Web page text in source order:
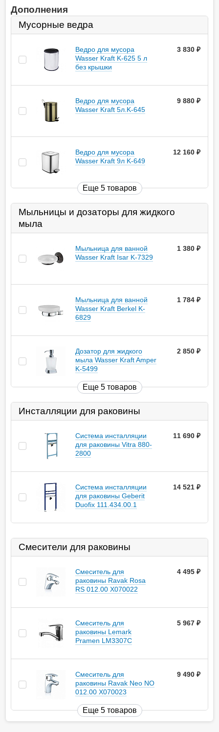
Дополнения
Мусорные ведра
Ведро для мусора
Wasser Kraft K-625 5 л
без крышки
3 830
Ведро для мусора
Wasser Kraft 5л.K-645
9 880
Ведро для мусора
Wasser Kraft 9л K-649
12 160
Еще 5 товаров
Мыльницы и дозаторы для жидкого
мыла
Мыльница для ванной
Wasser Kraft Isar K-7329
1 380
Мыльница для ванной
Wasser Kraft Berkel K-
6829
1 784
Дозатор для жидкого
мыла Wasser Kraft Amper
K-5499
2 850
Еще 5 товаров
Инсталляции для раковины
Система инсталляции
для раковины Vitra 880-
2800
11 690
Система инсталляции
для раковины Geberit
Duofix 111.434.00.1
14 521
Смесители для раковины
Смеситель для
раковины Ravak Rosa
RS 012.00 X070022
4 495
Смеситель для
раковины Lemark
Pramen LM3307C
5 967
Смеситель для
раковины Ravak Neo NO
012.00 X070023
9 490
Еще 5 товаров